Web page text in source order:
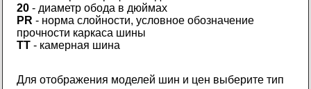
20- диаметр обода в дюймах
PR - норма слойности, условное обозначение
прочности каркаса шины
TT- камерная шина
Для отображения моделей шин и цен выберите тип